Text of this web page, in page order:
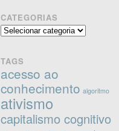
CATEGORIAS
Categorias
TAGS
acesso ao
conhecimento algoritmo
ativismo
capitalismo cognitivo